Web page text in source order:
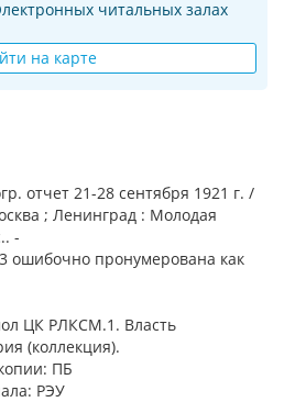
читальных залах
на карте
отчет 21-28 сентября 1921 г. /
; Ленинград : Молодая
-
ошибочно пронумерована как
ЦК РЛКСМ.1. Власть
(коллекция).
ПБ
РЭУ